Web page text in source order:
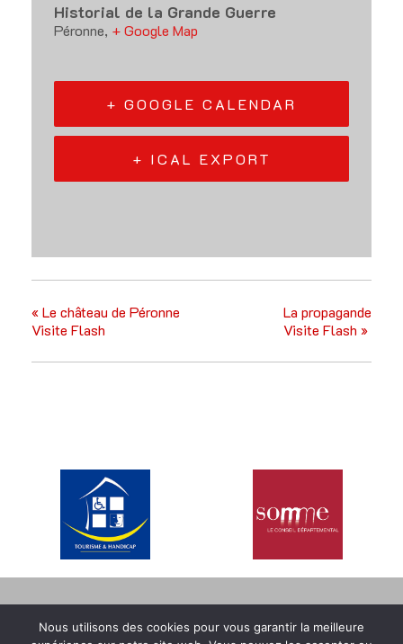
Historial de la Grande Guerre
Péronne, + Google Map
+ GOOGLE CALENDAR
+ ICAL EXPORT
«Le château de Péronne
Visite Flash
La propagande
Visite Flash »
CONDITIONS GÉNÉRALES DE VENTE
Nous utilisons des cookies pour vous garantir la meilleure